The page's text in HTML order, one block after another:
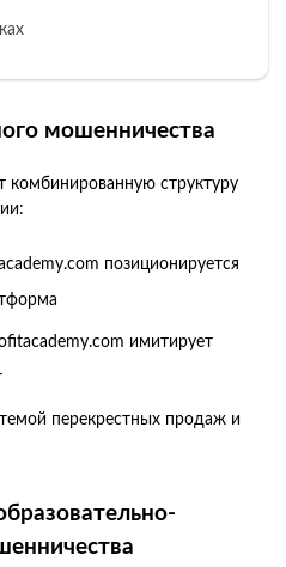
мошенничества
комбинированную структуру
позиционируется
имитирует
перекрестных продаж и